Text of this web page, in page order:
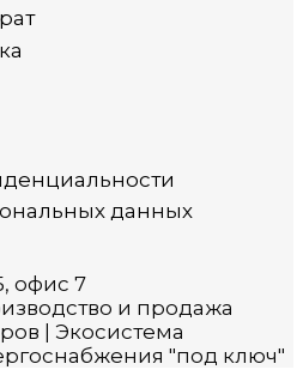
данных
офис 7
и продажа
| Экосистема
"под ключ"